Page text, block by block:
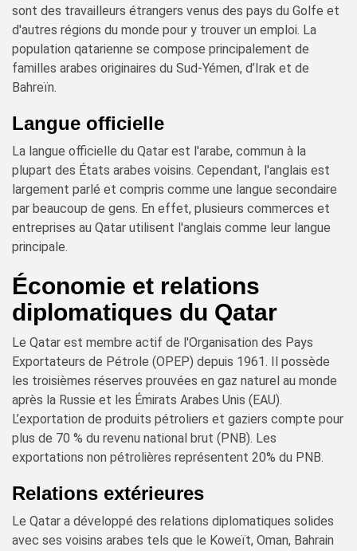
sont des travailleurs étrangers venus des pays du Golfe et
d'autres régions du monde pour y trouver un emploi. La
population qatarienne se compose principalement de
familles arabes originaires du Sud-Yémen, d’Irak et de
Bahreïn.
Langue officielle
La langue officielle du Qatar est l'arabe, commun à la
plupart des États arabes voisins. Cependant, l'anglais est
largement parlé et compris comme une langue secondaire
par beaucoup de gens. En effet, plusieurs commerces et
entreprises au Qatar utilisent l'anglais comme leur langue
principale.
Économie et relations
diplomatiques du Qatar
Le Qatar est membre actif de l'Organisation des Pays
Exportateurs de Pétrole (OPEP) depuis 1961. Il possède
les troisièmes réserves prouvées en gaz naturel au monde
après la Russie et les Émirats Arabes Unis (EAU).
L’exportation de produits pétroliers et gaziers compte pour
plus de 70 % du revenu national brut (PNB). Les
exportations non pétrolières représentent 20% du PNB.
Relations extérieures
Le Qatar a développé des relations diplomatiques solides
avec ses voisins arabes tels que le Koweït, Oman, Bahrain